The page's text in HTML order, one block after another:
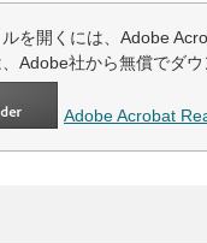
を開くには、Adobe
Adobe社から無償でダウ
Adobe Acrobat